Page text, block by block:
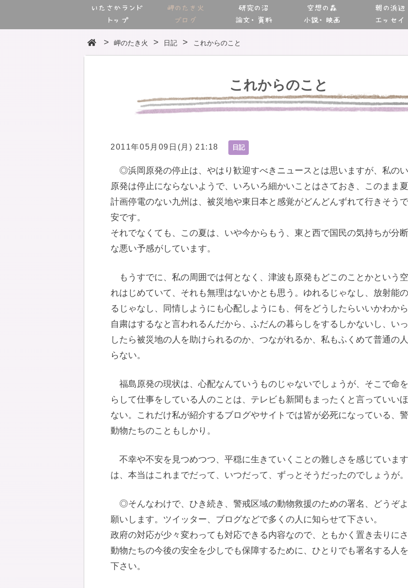
いたさかランド
トップ
岬のたき火
ブログ
研究の沼
論文・資料
空想の森
小説・映画
朝の浜辺
エッセイ
岬のたき火 日記 これからのこと
これからのこと
2011年05月09日(月) 21:18 日記
◎浜岡原発の停止は、やはり歓迎すべきニュースとは思いますが、私の
原発は停止にならないようで、いろいろ細かいことはさておき、このまま
計画停電のない九州は、被災地や東日本と感覚がどんどんずれて行きそう
安です。
それでなくても、この夏は、いや今からもう、東と西で国民の気持ちが分
な悪い予感がしています。
もうすでに、私の周囲では何となく、津波も原発もどこのことかという
れはじめていて、それも無理はないかとも思う。ゆれるじゃなし、放射能
るじゃなし、同情しようにも心配しようにも、何をどうしたらいいかわから
自粛はするなと言われるんだから、ふだんの暮らしをするしかないし、い
したら被災地の人を助けられるのか、つながれるか、私もふくめて普通の
らない。
福島原発の現状は、心配なんていうものじゃないでしょうが、そこで命
らして仕事をしている人のことは、テレビも新聞もまったくと言っていい
ない。これだけ私が紹介するブログやサイトでは皆が必死になっている、
動物たちのこともしかり。
不幸や不安を見つめつつ、平穏に生きていくことの難しさを感じていま
は、本当はこれまでだって、いつだって、ずっとそうだったのでしょうが。
◎そんなわけで、ひき続き、警戒区域の動物救援のための署名、どうぞ
願いします。ツイッター、ブログなどで多くの人に知らせて下さい。
政府の対応が少々変わっても対応できる内容なので、ともかく置き去りに
動物たちの今後の安全を少しでも保障するために、ひとりでも署名する人
下さい。